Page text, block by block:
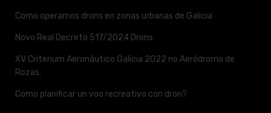
Como operamos drons en zonas urbanas de Galicia
Novo Real Decreto 517/2024 Drons
XV Criterium Aeronáutico Galicia 2022 no Aeródromo de
Rozas.
Como planificar un voo recreativo con dron?